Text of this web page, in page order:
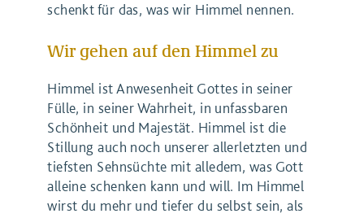
schenkt für das, was wir Himmel nennen.
Wir gehen auf den Himmel zu
Himmel ist Anwesenheit Gottes in seiner
Fülle, in seiner Wahrheit, in unfassbaren
Schönheit und Majestät. Himmel ist die
Stillung auch noch unserer allerletzten und
tiefsten Sehnsüchte mit alledem, was Gott
alleine schenken kann und will. Im Himmel
wirst du mehr und tiefer du selbst sein, als